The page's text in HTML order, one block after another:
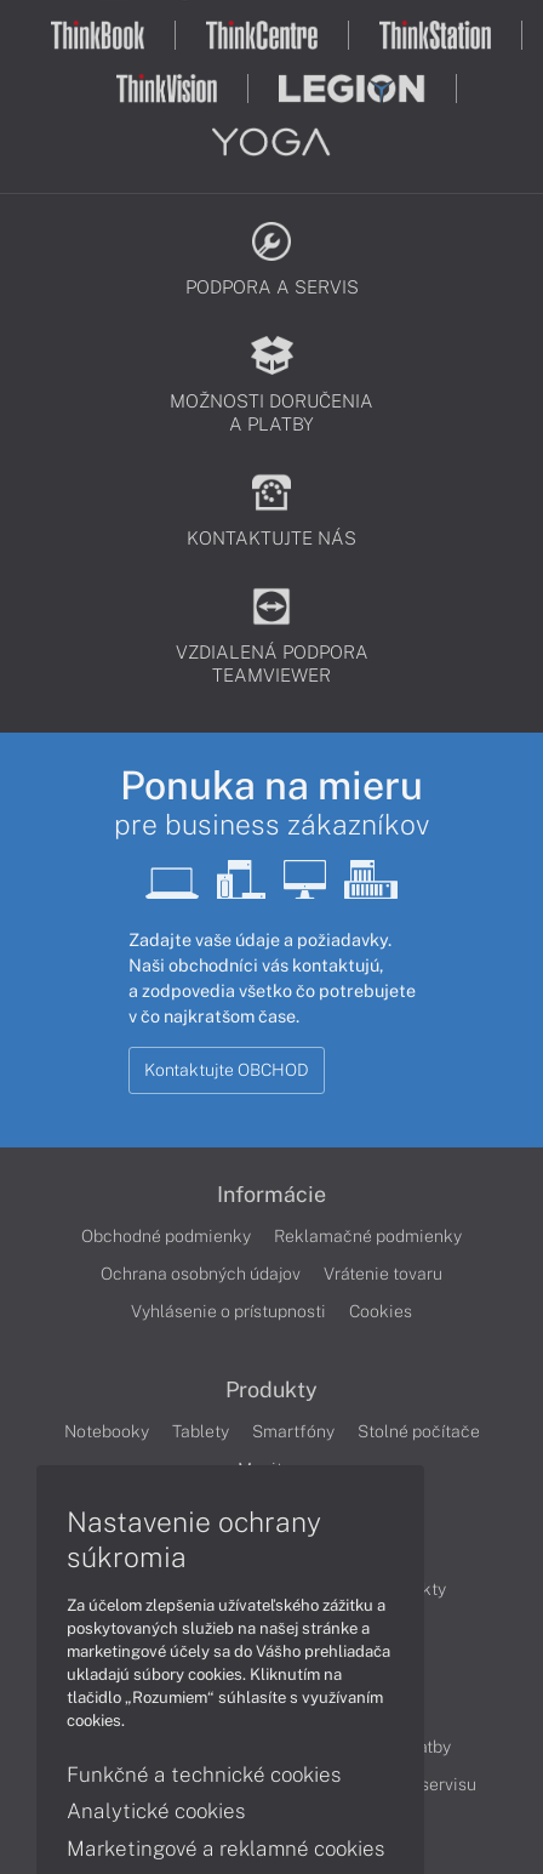
PODPORA A SERVIS
MOŽNOSTI DORUČENIA
A PLATBY
KONTAKTUJTE NÁS
VZDIALENÁ PODPORA
TEAMVIEWER
Ponuka na mieru
pre business zákazníkov
Zadajte vaše údaje a požiadavky.
Naši obchodníci vás kontaktujú,
a zodpovedia všetko čo potrebujete
v čo najkratšom čase.
Kontaktujte OBCHOD
Informácie
Obchodné podmienky
Reklamačné podmienky
Ochrana osobných údajov
Vrátenie tovaru
Vyhlásenie o prístupnosti
Cookies
Produkty
Notebooky Tablety Smartfóny
Stolné počítače
Monitory
Produkty
Technológie
Videá
Obsah
Možnosti doručenia a platby
Podpora a servis
Servisné služby Cenník servisu
Kontakty
Nastavenie ochrany
súkromia
Za účelom zlepšenia užívateľského zážitku a
poskytovaných služieb na našej stránke a
marketingové účely sa do Vášho prehliadača
ukladajú súbory cookies. Kliknutím na
tlačidlo „Rozumiem“ súhlasíte s využívaním
cookies.
Funkčné a technické cookies
Analytické cookies
Marketingové a reklamné cookies